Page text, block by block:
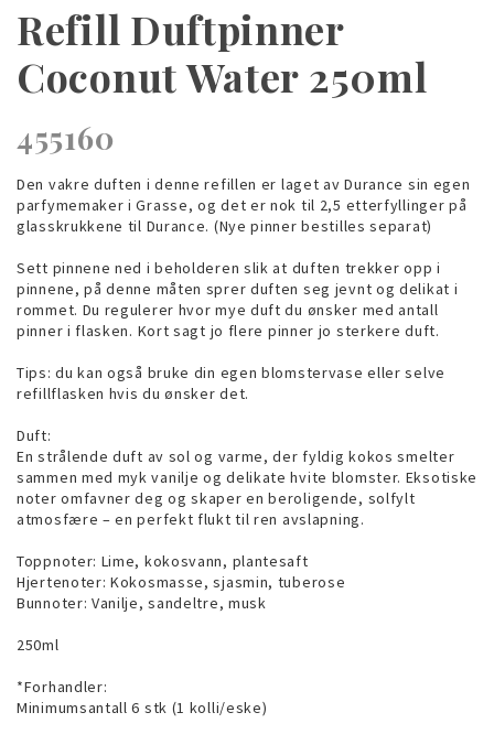
Refill Duftpinner
Coconut Water 250ml
455160
Den vakre duften i denne refillen er laget av Durance sin egen
parfymemaker i Grasse, og det er nok til 2,5 etterfyllinger på
glasskrukkene til Durance. (Nye pinner bestilles separat)
Sett pinnene ned i beholderen slik at duften trekker opp i
pinnene, på denne måten sprer duften seg jevnt og delikat i
rommet. Du regulerer hvor mye duft du ønsker med antall
pinner i flasken. Kort sagt jo flere pinner jo sterkere duft.
Tips: du kan også bruke din egen blomstervase eller selve
refillflasken hvis du ønsker det.
Duft:
En strålende duft av sol og varme, der fyldig kokos smelter
sammen med myk vanilje og delikate hvite blomster. Eksotiske
noter omfavner deg og skaper en beroligende, solfylt
atmosfære – en perfekt flukt til ren avslapning.
Toppnoter: Lime, kokosvann, plantesaft
Hjertenoter: Kokosmasse, sjasmin, tuberose
Bunnoter: Vanilje, sandeltre, musk
250ml
*Forhandler:
Minimumsantall 6 stk (1 kolli/eske)